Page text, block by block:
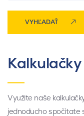
VYHĽADAŤ
Využite naše
jednoducho spočítate